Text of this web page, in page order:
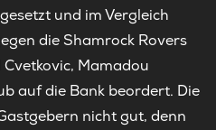
und im Vergleich
die Shamrock Rovers
Mamadou
auf die Bank beordert. Die
nicht gut, denn